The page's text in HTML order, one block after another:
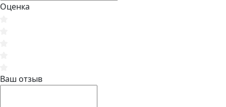
Оценка
Ваш отзыв